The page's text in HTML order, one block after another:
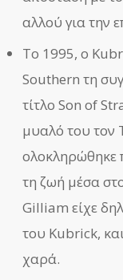
αλλού για την
Το 1995, ο
Southern τη
τίτλο Son of
μυαλό του τον
ολοκληρώθηκε
τη ζωή μέσα
Gilliam είχε
του Kubrick,
χαρά.